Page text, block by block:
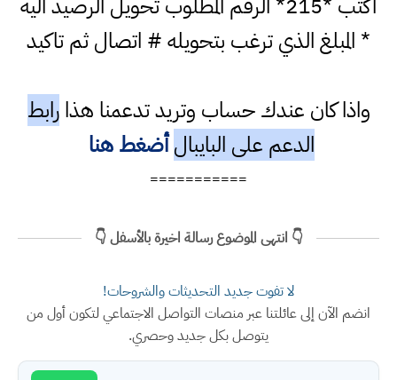
* المبلغ الذي ترغب بتحويله # اتصال ثم تاكيد
واذا كان عندك حساب وتريد تدعمنا هذارابط
الدعم على البايبال أضغط هنا
===========
👇 انتهى الموضوع رسالة اخيرة بالأسفل 👇
لا تفوت جديد التحديثات والشروحات!
انضم الآن إلى عائلتنا عبر منصات التواصل الاجتماعي لتكون أول من
يتوصل بكل جديد وحصري.